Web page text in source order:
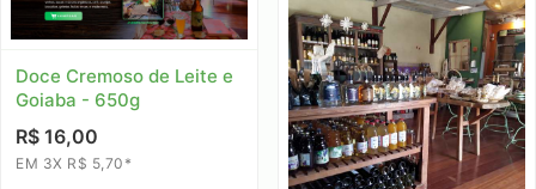
Doce Cremoso de Leite e
Goiaba - 650g
R$ 16,00
EM 3X R$ 5,70*